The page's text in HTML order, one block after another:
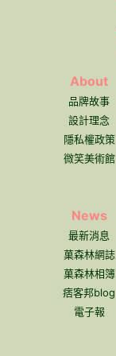
About
品牌故事
設計理念
隱私權政策
微笑美術館
News
最新消息
菓森林網誌
菓森林相簿
痞客邦blog
電子報